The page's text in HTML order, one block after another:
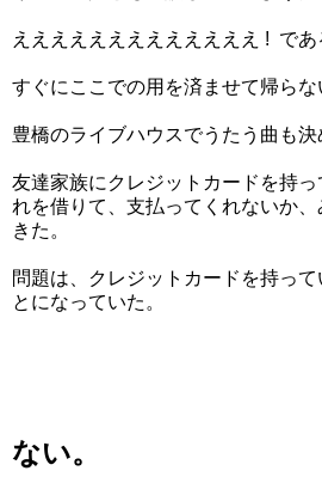
えええええええええええええ ! であ
すぐにここでの用を済ませて帰らな
豊橋のライブハウスでうたう曲も決
友達家族にクレジットカードを持
れを借りて、支払ってくれないか
きた。
問題は、クレジットカードを持っ
とになっていた。
ない。